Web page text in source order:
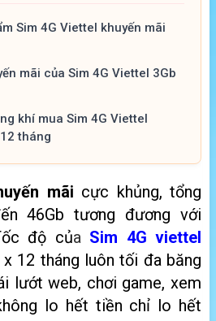
Sim 4G Viettel khuyến mãi
mãi của Sim 4G Viettel 3Gb
khí mua Sim 4G Viettel
tháng
mãi cực khủng, tổng
46Gb tương đương với
độ của Sim 4G viettel
x 12 tháng luôn tối đa băng
lướt web, chơi game, xem
lo hết tiền chỉ lo hết